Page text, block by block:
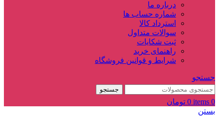
درباره ما
شماره حساب ها
استرداد کالا
سوالات متداول
ثبت شکایات
راهنمای خرید
شرایط و قوانین فروشگاه
جستجو
جستجو
0
items
0 تومان
بستن